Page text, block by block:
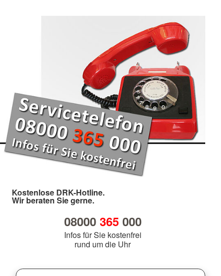
Kostenlose DRK-Hotline.
Wir beraten Sie gerne.
08000 365000
Infos für Sie kostenfrei
rund um die Uhr